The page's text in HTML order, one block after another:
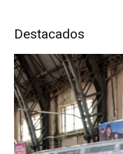
Destacados